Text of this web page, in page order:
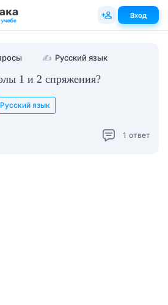
✍ Русский язык
1 и 2 спряжения?
Русский язык
1 ответ
Вход